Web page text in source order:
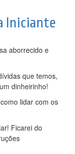
Iniciante
aborrecido e
que temos,
dinheirinho!
lidar com os
Ficarei do